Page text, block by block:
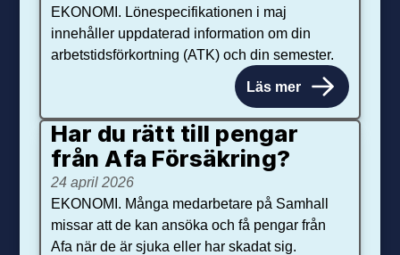
EKONOMI. Lönespecifikationen i maj
innehåller uppdaterad information om din
arbetstidsförkortning (ATK) och din semester.
Läs mer
Har du rätt till pengar
från Afa Försäkring?
24 april 2026
EKONOMI. Många medarbetare på Samhall
missar att de kan ansöka och få pengar från
Afa när de är sjuka eller har skadat sig.